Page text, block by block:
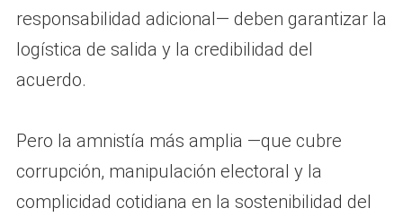
responsabilidad adicional— deben garantizar la
logística de salida y la credibilidad del
acuerdo.
Pero la amnistía más amplia —que cubre
corrupción, manipulación electoral y la
complicidad cotidiana en la sostenibilidad del